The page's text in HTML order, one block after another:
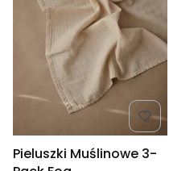
Pieluszki Muślinowe 3-